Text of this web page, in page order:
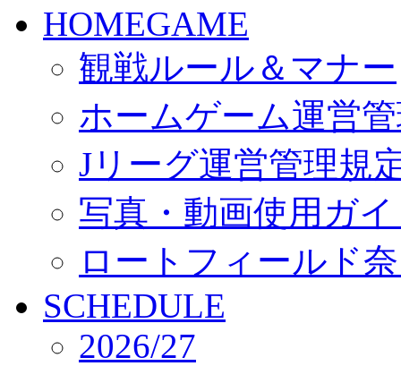
HOMEGAME
観戦ルール＆マナー
ホームゲーム運営
Jリーグ運営管理規
写真・動画使用ガ
ロートフィールド
SCHEDULE
2026/27